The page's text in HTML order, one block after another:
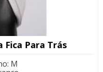
Fica Para Trás
: M